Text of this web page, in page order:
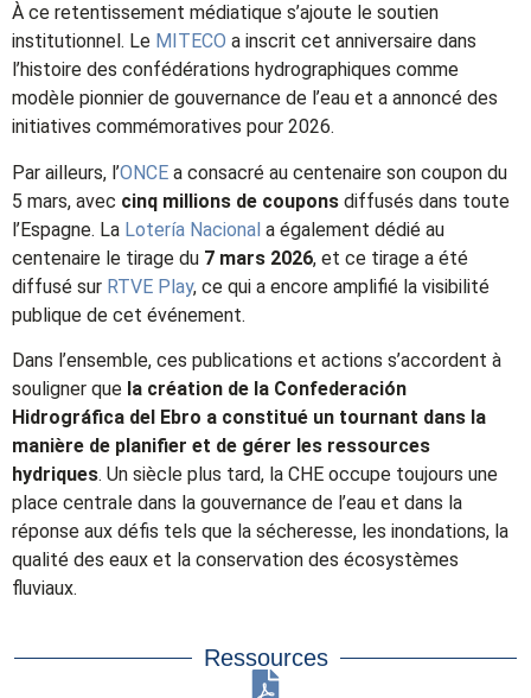
À ce retentissement médiatique s’ajoute le soutien
institutionnel. Le MITECO a inscrit cet anniversaire dans
l’histoire des confédérations hydrographiques comme
modèle pionnier de gouvernance de l’eau et a annoncé des
initiatives commémoratives pour 2026.
Par ailleurs, l’ONCE a consacré au centenaire son coupon du
5 mars, avec cinq millions de coupons diffusés dans toute
l’Espagne. La Lotería Nacional a également dédié au
centenaire le tirage du 7 mars 2026, et ce tirage a été
diffusé sur RTVE Play, ce qui a encore amplifié la visibilité
publique de cet événement.
Dans l’ensemble, ces publications et actions s’accordent à
souligner que la création de la Confederación
Hidrográfica del Ebro a constitué un tournant dans la
manière de planifier et de gérer les ressources
hydriques. Un siècle plus tard, la CHE occupe toujours une
place centrale dans la gouvernance de l’eau et dans la
réponse aux défis tels que la sécheresse, les inondations, la
qualité des eaux et la conservation des écosystèmes
fluviaux.
Ressources